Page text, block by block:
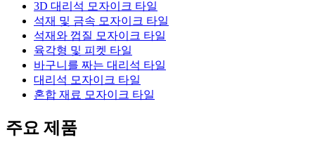
3D 대리석 모자이크 타일
석재 및 금속 모자이크 타일
석재와 껍질 모자이크 타일
육각형 및 피켓 타일
바구니를 짜는 대리석 타일
대리석 모자이크 타일
혼합 재료 모자이크 타일
주요 제품